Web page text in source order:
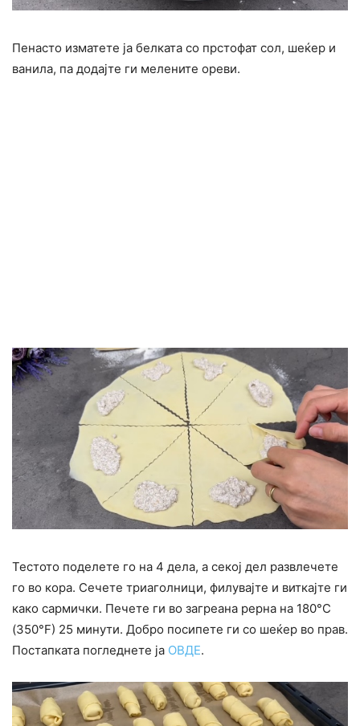
Пенасто изматете ја белката со прстофат сол, шеќер и
ванила, па додајте ги мелените ореви.
Тестото поделете го на 4 дела, а секој дел развлечете
го во кора. Сечете триаголници, филувајте и виткајте ги
како сармички. Печете ги во загреана рерна на 180°C
(350°F) 25 минути. Добро посипете ги со шеќер во прав.
Постапката погледнете ја ОВДЕ.